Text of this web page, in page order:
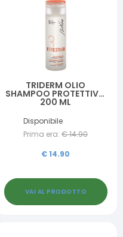
TRIDERM OLIO
SHAMPOO PROTETTIVO
200 ML
Disponibile
Prima era: €14.90
€14.90
VAI AL PRODOTTO